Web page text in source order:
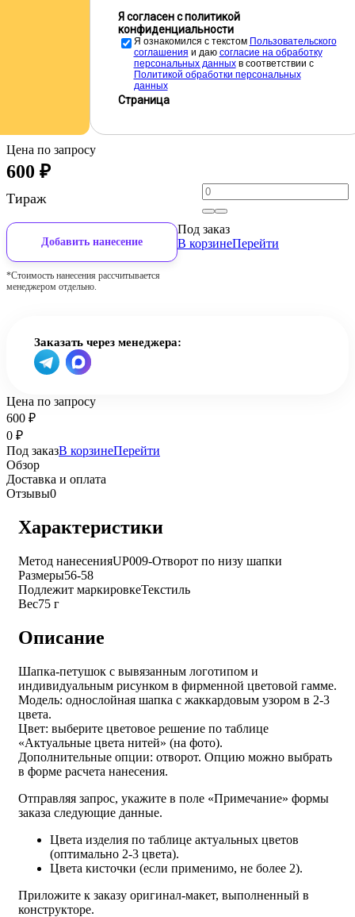
Я согласен с политикой
конфиденциальности
Я ознакомился с текстом Пользовательского
соглашения и даю cогласие на обработку
персональных данныхв соответствии с
Политикой обработки персональных
данных
Страница
Цена по запросу
600 ₽
Тираж
Добавить нанесение
*Стоимость нанесения рассчитывается
менеджером отдельно.
Под заказ
В корзинеПерейти
Заказать через менеджера:
Цена по запросу
600 ₽
0 ₽
Под заказВ корзинеПерейти
Обзор
Доставка и оплата
Отзывы0
Характеристики
Метод нанесенияUP009-Отворот по низу шапки
Размеры56-58
Подлежит маркировкеТекстиль
Вес75 г
Описание
Шапка-петушок с вывязанным логотипом и
индивидуальным рисунком в фирменной цветовой гамме.
Модель: однослойная шапка с жаккардовым узором в 2-3
цвета.
Цвет: выберите цветовое решение по таблице
«Актуальные цвета нитей» (на фото).
Дополнительные опции: отворот. Опцию можно выбрать
в форме расчета нанесения.
Отправляя запрос, укажите в поле «Примечание» формы
заказа следующие данные.
Цвета изделия по таблице актуальных цветов
(оптимально 2-3 цвета).
Цвета кисточки (если применимо, не более 2).
Приложите к заказу оригинал-макет, выполненный в
конструкторе.